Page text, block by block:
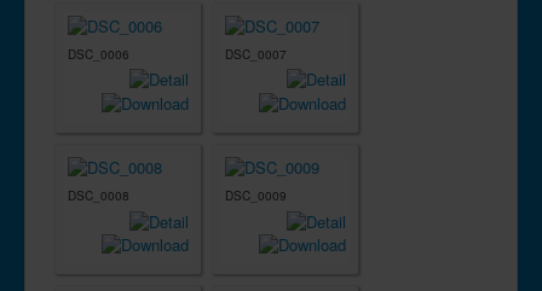
DSC_0006 DSC_0007
DSC_0008 DSC_0009